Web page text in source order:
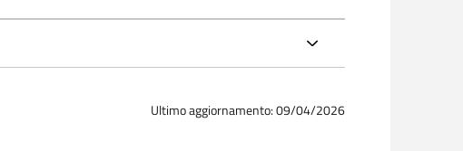
Ultimo aggiornamento: 09/04/2026